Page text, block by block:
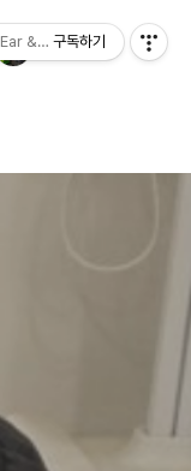
브라이언송's Ear & Hearing
구독하기